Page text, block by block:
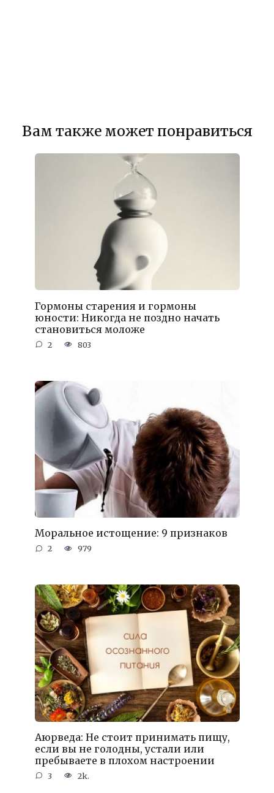
Вам также может понравиться
Гормоны старения и гормоны
юности: Никогда не поздно начать
становиться моложе
2 803
Моральное истощение: 9 признаков
2 979
Аюрведа: Не стоит принимать пищу,
если вы не голодны, устали или
пребываете в плохом настроении
3 2k.